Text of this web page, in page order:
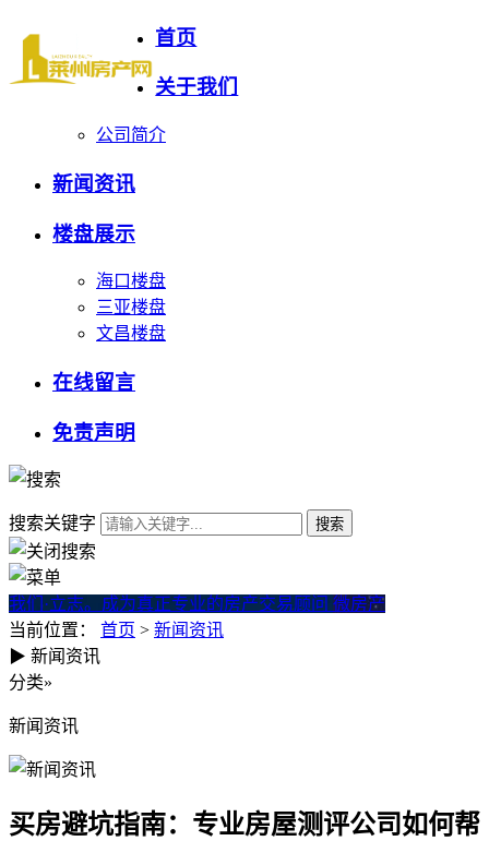
首页
关于我们
公司简介
新闻资讯
楼盘展示
海口楼盘
三亚楼盘
文昌楼盘
在线留言
免责声明
搜索关键字
我们·立志。成为真正专业的房产交易顾问 微房产
当前位置： 首页 > 新闻资讯
买房避坑指南：专业房屋测评
▶ 新闻资讯
分类»
新闻资讯
买房避坑指南：专业房屋测评公司如何帮